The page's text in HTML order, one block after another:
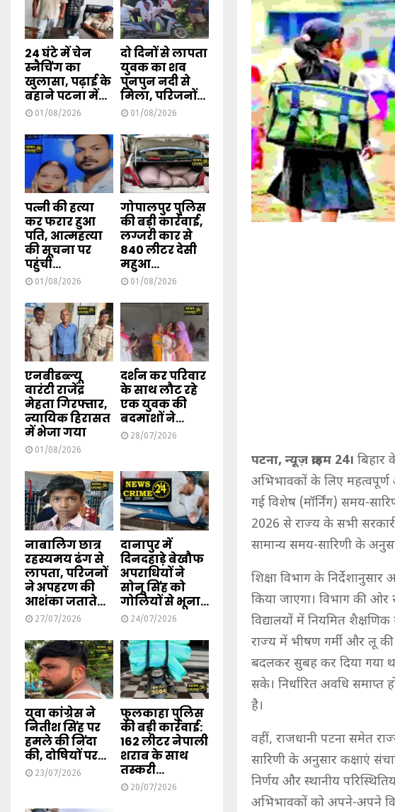
पटना, न्यूज़ क्राइम 24। बिहार
अभिभावकों के लिए महत्वपूर्ण
गई विशेष (मॉर्निंग) समय-
2026 से राज्य के सभी
सामान्य समय-सारिणी के
शिक्षा विभाग के
किया जाएगा। विभाग की
विद्यालयों में नियमित
राज्य में भीषण गर्मी और लू
बदलकर सुबह कर दिया गया
सके। निर्धारित अवधि समाप्त
है।
वहीं, राजधानी पटना समेत
सारिणी के अनुसार कक्षाएं
निर्णय और स्थानीय
अभिभावकों को अपने-अपने
24 घंटे में चेन
स्नैचिंग का
खुलासा, पढ़ाई के
बहाने पटना में...
01/08/2026
दो दिनों से लापता
युवक का शव
पुनपुन नदी से
मिला, परिजनों...
01/08/2026
पत्नी की हत्या
कर फरार हुआ
पति, आत्महत्या
की सूचना पर
पहुंची...
01/08/2026
गोपालपुर पुलिस
की बड़ी कार्रवाई,
लग्जरी कार से
840 लीटर देसी
महुआ...
01/08/2026
एनबीडब्ल्यू
वारंटी राजेंद्र
मेहता गिरफ्तार,
न्यायिक हिरासत
में भेजा गया
01/08/2026
दर्शन कर परिवार
के साथ लौट रहे
एक युवक की
बदमाशों ने...
28/07/2026
नाबालिग छात्र
रहस्यमय ढंग से
लापता, परिजनों
ने अपहरण की
आशंका जताते...
27/07/2026
दानापुर में
दिनदहाड़े बेखौफ
अपराधियों ने
सोनू सिंह को
गोलियों से भूना...
24/07/2026
युवा कांग्रेस ने
नितीश सिंह पर
हमले की निंदा
की, दोषियों पर...
23/07/2026
फुलकाहा पुलिस
की बड़ी कार्रवाई:
162 लीटर नेपाली
शराब के साथ
तस्करी...
20/07/2026